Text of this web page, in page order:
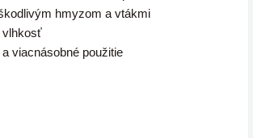
hmyzom a vtákmi
vlhkosť
viacnásobné použitie